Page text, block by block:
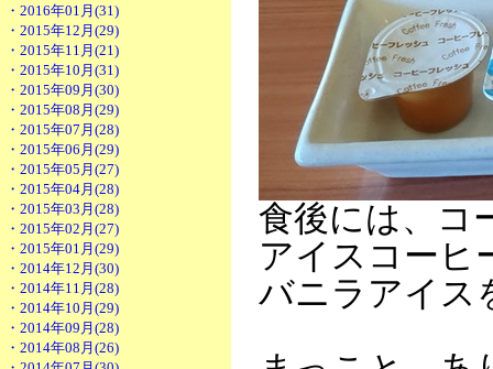
・2016年01月(31)
・2015年12月(29)
・2015年11月(21)
・2015年10月(31)
・2015年09月(30)
・2015年08月(29)
・2015年07月(28)
・2015年06月(29)
・2015年05月(27)
・2015年04月(28)
・2015年03月(28)
・2015年02月(27)
・2015年01月(29)
・2014年12月(30)
・2014年11月(28)
・2014年10月(29)
・2014年09月(28)
・2014年08月(26)
食後には、コ
アイスコーヒ
バニラアイス